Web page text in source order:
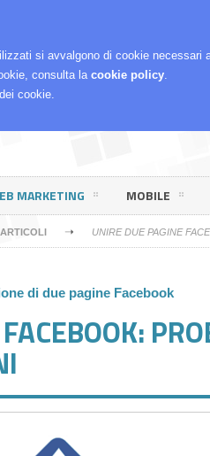
si avvalgono di cookie
consulta la cookie policy.
cookie.
MARKETING MOBILE
ARTICOLI ➝ UNIRE DUE PAGINE
di due pagine Facebook